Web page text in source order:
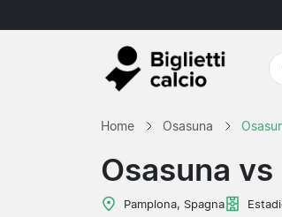
Home Osasuna
Osasuna
Pamplona, Spagna